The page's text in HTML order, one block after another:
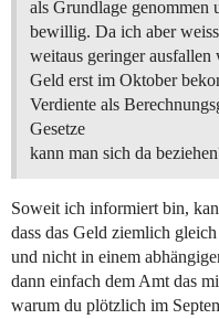
als Grundlage genommen
bewillig. Da ich aber
weitaus geringer
Geld erst im Oktober
Verdiente als
Gesetze
kann man sich da
Soweit ich informiert bin,
dass das Geld ziemlich
und nicht in einem
dann einfach dem Amt das
warum du plötzlich im